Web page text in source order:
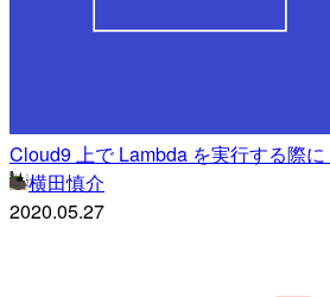
Cloud9 上で Lambda を実行する際
横田慎介
2020.05.27